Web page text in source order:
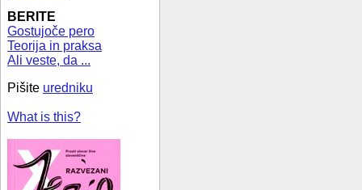
BERITE
Gostujoče pero
Teorija in praksa
Ali veste, da ...
Pišite uredniku
What is this?